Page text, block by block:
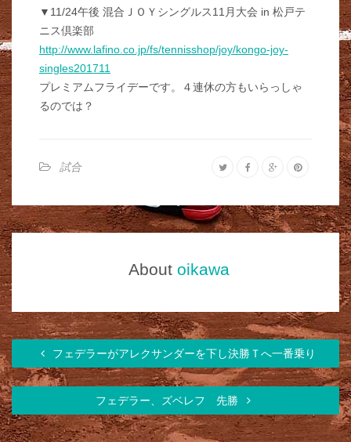
▼11/24午後 混合ＪＯＹシングルス11月大会 in 松戸テ
ニス倶楽部
http://www.lafino.co.jp/fs/tennisshop/joy/kongo-joy-
singles201711
プレミアムフライデーです。４連休の方もいらっしゃ
るのでは？
試合
About oikawa
フェデラーがアレクサンダーを下し決勝Ｔへ一番乗り
フェデラー、ズベレフ 先勝